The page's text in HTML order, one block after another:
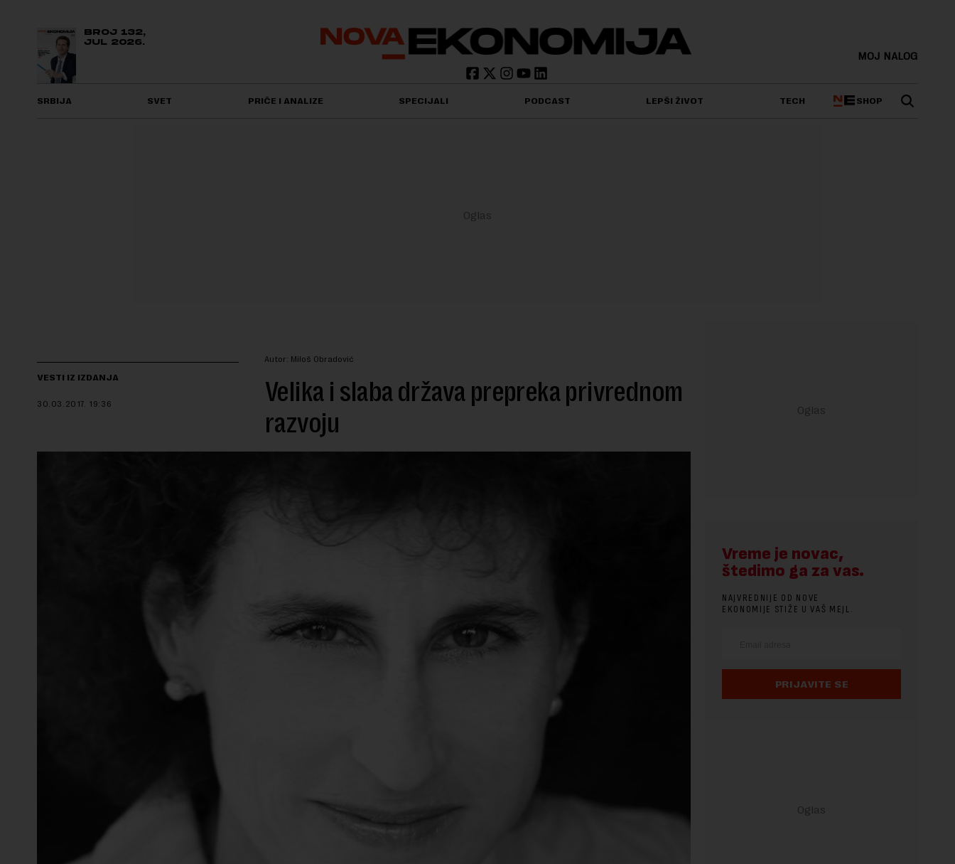
BROJ 132,
JUL 2026.
MOJ NALOG
SRBIJA SVET PRIČE I ANALIZE SPECIJALI PODCAST LEPŠI ŽIVOT TECH SHOP
VESTI IZ IZDANJA
30.03.2017. 19:36
Autor: Miloš Obradović
Velika i slaba država prepreka privrednom
razvoju
Vreme je novac,
štedimo ga za vas.
NAJVREDNIJE OD NOVE
EKONOMIJE STIŽE U VAŠ MEJL.
PRIJAVITE SE